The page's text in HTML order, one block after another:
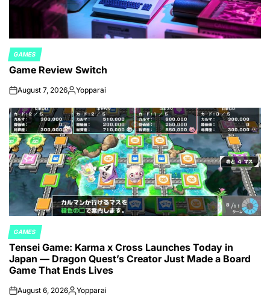
POSTED
IN
GAMES
Game Review Switch
onAugust 7, 2026Posted
Yopparai
POSTED
IN
GAMES
Tensei Game: Karma x Cross Launches Today in
Japan — Dragon Quest’s Creator Just Made a Board
Game That Ends Lives
onAugust 6, 2026Posted
Yopparai